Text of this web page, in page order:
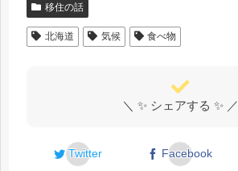
移住の話
北海道 気候 食べ物
＼ ✨ シェアする ✨ ／
Twitter Facebook